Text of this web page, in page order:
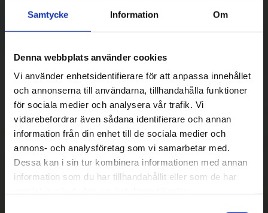
Samtycke Information Om
Denna webbplats använder cookies
Vi använder enhetsidentifierare för att anpassa innehållet
och annonserna till användarna, tillhandahålla funktioner
för sociala medier och analysera vår trafik. Vi
vidarebefordrar även sådana identifierare och annan
information från din enhet till de sociala medier och
annons- och analysföretag som vi samarbetar med.
Dessa kan i sin tur kombinera informationen med annan
information som du har tillhandahållit eller som de har
Betala säkert
|| Välj ||
Snabba leveranser
||
Eller ||
Hämta på lagret med/utan montering